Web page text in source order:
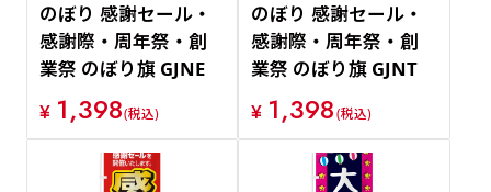
のぼり 感謝セール・
感謝際・周年祭・創
業祭 のぼり旗 GJNE
¥ 1,398(税込)
のぼり 感謝セール・
感謝際・周年祭・創
業祭 のぼり旗 GJNT
¥ 1,398(税込)